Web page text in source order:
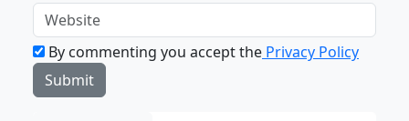
By commenting you accept the Privacy Policy